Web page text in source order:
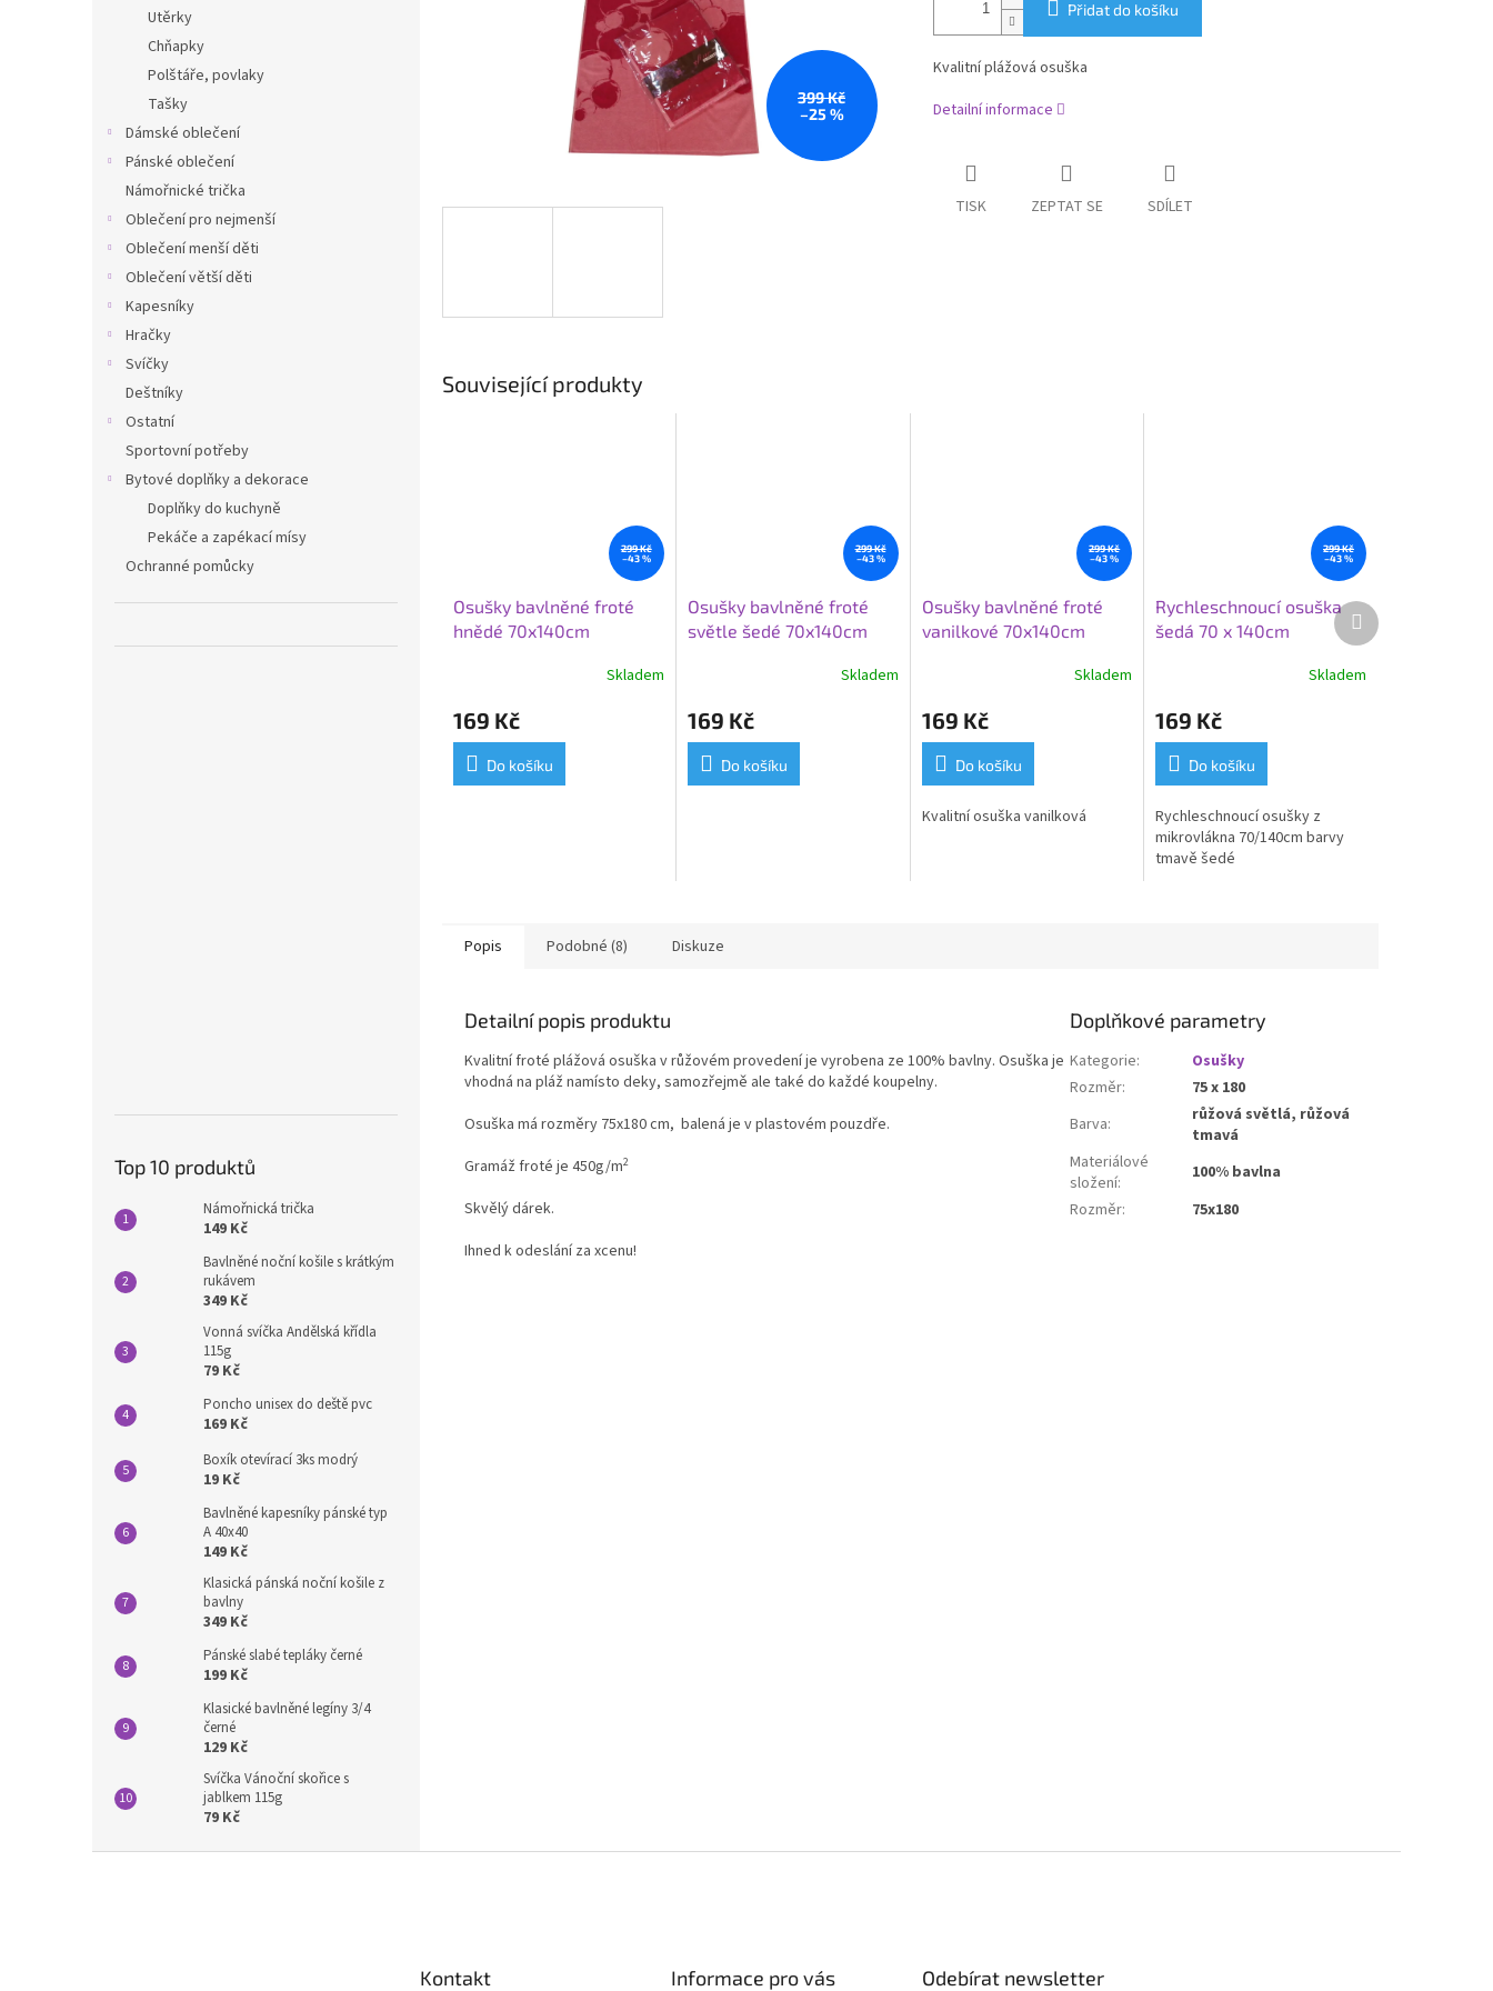
Utěrky
Chňapky
Polštáře, povlaky
Tašky
Dámské oblečení
Pánské oblečení
Námořnické trička
Oblečení pro nejmenší
Oblečení menší děti
Oblečení větší děti
Kapesníky
Hračky
Svíčky
Deštníky
Ostatní
Sportovní potřeby
Bytové doplňky a dekorace
Doplňky do kuchyně
Pekáče a zapékací mísy
Ochranné pomůcky
Top 10 produktů
Námořnická trička
149 Kč
Bavlněné noční košile s krátkým
rukávem
349 Kč
Vonná svíčka Andělská křídla
115g
79 Kč
Poncho unisex do deště pvc
169 Kč
Boxík otevírací 3ks modrý
19 Kč
Bavlněné kapesníky pánské typ
A 40x40
149 Kč
Klasická pánská noční košile z
bavlny
349 Kč
Pánské slabé tepláky černé
199 Kč
Klasické bavlněné legíny 3/4
černé
129 Kč
Svíčka Vánoční skořice s
jablkem 115g
79 Kč
399 Kč
–25 %
Přidat do košíku
Kvalitní plážová osuška
Detailní informace
TISK ZEPTAT SE SDÍLET
Související produkty
299 Kč
–43 %
Osušky bavlněné froté
hnědé 70x140cm
Skladem
169 Kč
Do košíku
299 Kč
–43 %
Osušky bavlněné froté
světle šedé 70x140cm
Skladem
169 Kč
Do košíku
299 Kč
–43 %
Osušky bavlněné froté
vanilkové 70x140cm
Skladem
169 Kč
Do košíku
Kvalitní osuška vanilková
299 Kč
–43 %
Rychleschnoucí osuška
šedá 70 x 140cm
Skladem
169 Kč
Do košíku
Rychleschnoucí osušky z
mikrovlákna 70/140cm barvy
tmavě šedé
Další
produkt
Popis Podobné (8) Diskuze
Detailní popis produktu
Kvalitní froté plážová osuška v růžovém provedení je vyrobena ze 100% bavlny. Osuška je
vhodná na pláž namísto deky, samozřejmě ale také do každé koupelny.
Osuška má rozměry 75x180 cm, balená je v plastovém pouzdře.
Gramáž froté je 450g/m2
Skvělý dárek.
Ihned k odeslání za xcenu!
Doplňkové parametry
Kategorie:
Osušky
Rozměr:
75 x 180
Barva:
růžová světlá, růžová
tmavá
Materiálové
složení:
100% bavlna
Rozměr: 75x180
Kontakt Informace pro vás Odebírat newsletter